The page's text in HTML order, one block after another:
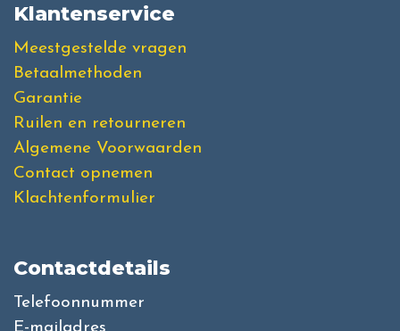
Klantenservice
Meestgestelde vragen
Betaalmethoden
Garantie
Ruilen en retourneren
Algemene Voorwaarden
Contact opnemen
Klachtenformulier
Contactdetails
Telefoonnummer
E-mailadres